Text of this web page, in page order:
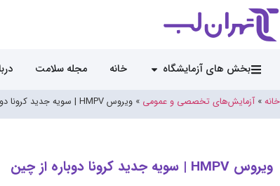
بخش های آزمایشگاه خانه مجله سلامت
خانه » آزمایش‌های تخصصی و عمومی » ویروس HMPV | سویه جدید کرونا دوباره از چین
ویروس HMPV | سویه جدید کرونا دوباره از چین